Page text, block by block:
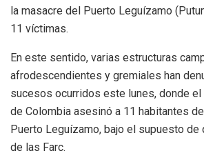
la masacre del Puerto Leguízamo
11 víctimas.
En este sentido, varias estructuras
afrodescendientes y gremiales han
sucesos ocurridos este lunes, donde el
de Colombia asesinó a 11 habitantes
Puerto Leguízamo, bajo el supuesto de
de las Farc.